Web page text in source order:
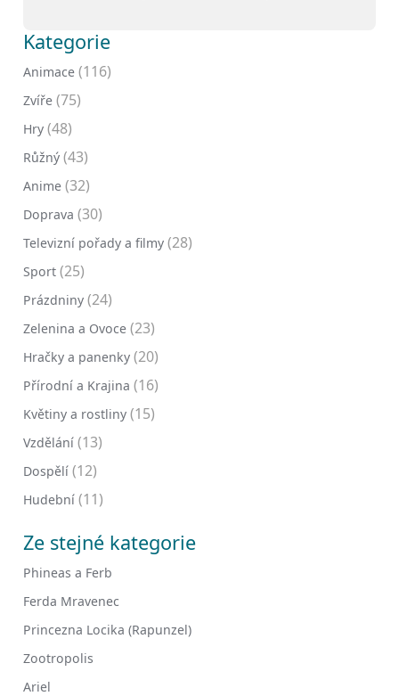
Kategorie
Animace (116)
Zvíře (75)
Hry (48)
Růžný (43)
Anime (32)
Doprava (30)
Televizní pořady a filmy (28)
Sport (25)
Prázdniny (24)
Zelenina a Ovoce (23)
Hračky a panenky (20)
Přírodní a Krajina (16)
Květiny a rostliny (15)
Vzdělání (13)
Dospělí (12)
Hudební (11)
Ze stejné kategorie
Phineas a Ferb
Ferda Mravenec
Princezna Locika (Rapunzel)
Zootropolis
Ariel